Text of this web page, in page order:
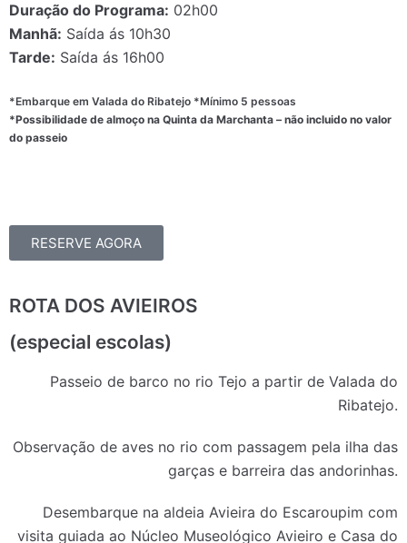
Duração do Programa: 02h00
Manhã: Saída ás 10h30
Tarde: Saída ás 16h00
*Embarque em Valada do Ribatejo *Mínimo 5 pessoas
*Possibilidade de almoço na Quinta da Marchanta – não incluido no valor
do passeio
RESERVE AGORA
ROTA DOS AVIEIROS
(especial escolas)
Passeio de barco no rio Tejo a partir de Valada do
Ribatejo.
Observação de aves no rio com passagem pela ilha das
garças e barreira das andorinhas.
Desembarque na aldeia Avieira do Escaroupim com
visita guiada ao Núcleo Museológico Avieiro e Casa do